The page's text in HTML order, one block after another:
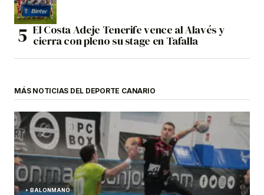
El Costa Adeje Tenerife vence al Alavés y
cierra con pleno su stage en Tafalla
MÁS NOTICIAS DEL DEPORTE CANARIO
BALONMANO